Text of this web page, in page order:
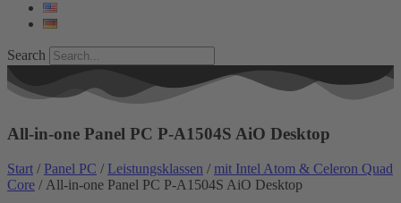
Search
All-in-one Panel PC P-A1504S AiO Desktop
Start / Panel PC / Leistungsklassen / mit Intel Atom & Celeron Quad
Core / All-in-one Panel PC P-A1504S AiO Desktop